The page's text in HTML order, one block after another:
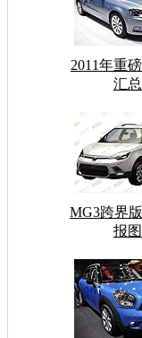
2011年重
汇总
MG3跨界
报图